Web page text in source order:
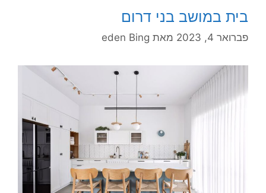
בית במושב בני דרום
פברואר 4, 2023 מאת eden Bing